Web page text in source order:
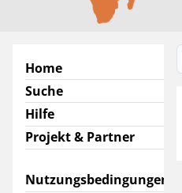
Home
Suche
Hilfe
Projekt & Partner
Nutzungsbedingungen